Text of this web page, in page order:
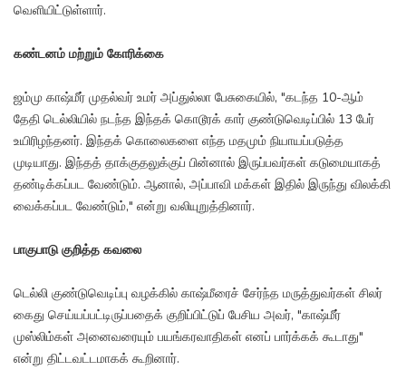
வெளியிட்டுள்ளார்.
கண்டனம் மற்றும் கோரிக்கை
ஜம்மு காஷ்மீர் முதல்வர் உமர் அப்துல்லா பேசுகையில், "கடந்த 10-ஆம்
தேதி டெல்லியில் நடந்த இந்தக் கொடூரக் கார் குண்டுவெடிப்பில் 13 பேர்
உயிரிழந்தனர். இந்தக் கொலைகளை எந்த மதமும் நியாயப்படுத்த
முடியாது. இந்தத் தாக்குதலுக்குப் பின்னால் இருப்பவர்கள் கடுமையாகத்
தண்டிக்கப்பட வேண்டும். ஆனால், அப்பாவி மக்கள் இதில் இருந்து விலக்கி
வைக்கப்பட வேண்டும்," என்று வலியுறுத்தினார்.
பாகுபாடு குறித்த கவலை
டெல்லி குண்டுவெடிப்பு வழக்கில் காஷ்மீரைச் சேர்ந்த மருத்துவர்கள் சிலர்
கைது செய்யப்பட்டிருப்பதைக் குறிப்பிட்டுப் பேசிய அவர், "காஷ்மீர்
முஸ்லிம்கள் அனைவரையும் பயங்கரவாதிகள் எனப் பார்க்கக் கூடாது"
என்று திட்டவட்டமாகக் கூறினார்.